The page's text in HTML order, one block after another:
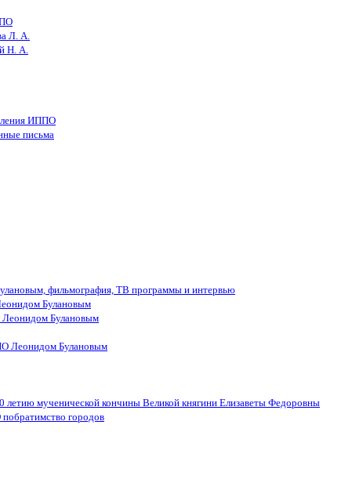
Л. А.
Н. А.
ИППО
письма
фильмография, ТВ программы и интервью
Булановым
Леонидом Булановым
Леонидом Булановым
мученической кончины Великой княгини Елизаветы Федоровны
городов